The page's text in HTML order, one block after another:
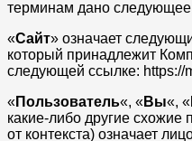
терминам дано следующее
«Сайт» означает
который принадлежит
следующей ссылке: https://
«Пользователь«, «Вы«, «
какие-либо другие схожие
от контекста) означает